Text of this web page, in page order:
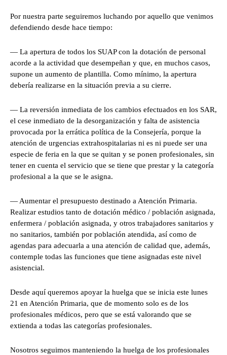
Por nuestra parte seguiremos luchando por aquello que venimos
defendiendo desde hace tiempo:
— La apertura de todos los SUAP con la dotación de personal
acorde a la actividad que desempeñan y que, en muchos casos,
supone un aumento de plantilla. Como mínimo, la apertura
debería realizarse en la situación previa a su cierre.
— La reversión inmediata de los cambios efectuados en los SAR,
el cese inmediato de la desorganización y falta de asistencia
provocada por la errática política de la Consejería, porque la
atención de urgencias extrahospitalarias ni es ni puede ser una
especie de feria en la que se quitan y se ponen profesionales, sin
tener en cuenta el servicio que se tiene que prestar y la categoría
profesional a la que se le asigna.
— Aumentar el presupuesto destinado a Atención Primaria.
Realizar estudios tanto de dotación médico / población asignada,
enfermera / población asignada, y otros trabajadores sanitarios y
no sanitarios, también por población atendida, así como de
agendas para adecuarla a una atención de calidad que, además,
contemple todas las funciones que tiene asignadas este nivel
asistencial.
Desde aquí queremos apoyar la huelga que se inicia este lunes
21 en Atención Primaria, que de momento solo es de los
profesionales médicos, pero que se está valorando que se
extienda a todas las categorías profesionales.
Nosotros seguimos manteniendo la huelga de los profesionales